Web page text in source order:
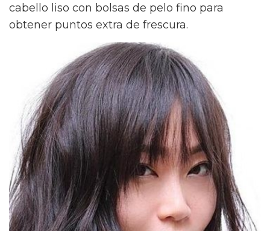
cabello liso con bolsas de pelo fino para
obtener puntos extra de frescura.